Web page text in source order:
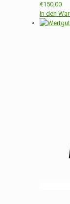
€150,00
In den